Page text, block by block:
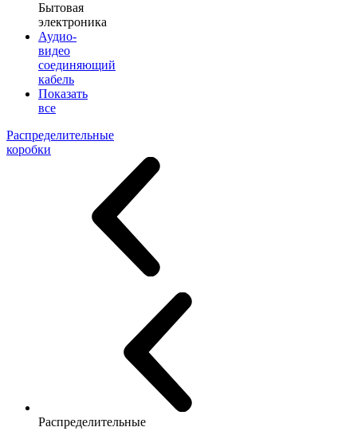
Бытовая
электроника
Аудио-
видео
соединяющий
кабель
Показать
все
Распределительные
коробки
Распределительные